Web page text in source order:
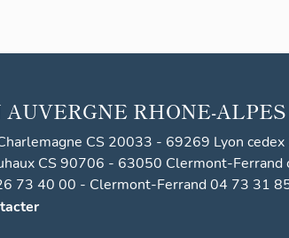
AUVERGNE RHONE-ALPES
CS 20033 - 69269 Lyon cedex
CS 90706 - 63050 Clermont-Ferrand
73 40 00 - Clermont-Ferrand 04 73 31